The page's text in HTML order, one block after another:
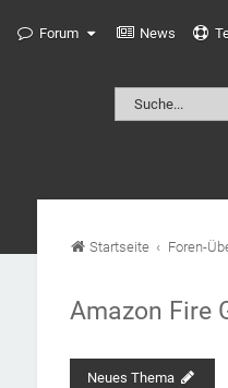
Forum News
Startseite Foren-
Amazon Fire
Neues Thema